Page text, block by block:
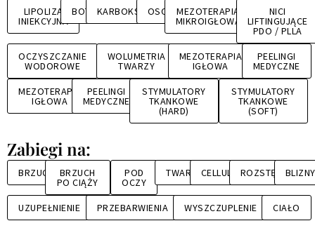
LIPOLIZA
INIEKCYJNA
BOTOXKARBOKSYTERAPIA
OSOCZEMEZOTERAPIA
MIKROIGŁOWA
NICI
LIFTINGUJĄCE
PDO / PLLA
OCZYSZCZANIE
WODOROWE
WOLUMETRIA
TWARZY
MEZOTERAPIA
IGŁOWA
PEELINGI
MEDYCZNE
MEZOTERAPIA
IGŁOWA
PEELINGI
MEDYCZNE
STYMULATORY
TKANKOWE
(HARD)
STYMULATORY
TKANKOWE
(SOFT)
Zabiegi na:
BRZUCH BRZUCH
PO CIĄŻY
POD
OCZY
TWARZ CELLULIT ROZSTĘPYBLIZNY
UZUPEŁNIENIE PRZEBARWIENIA WYSZCZUPLENIE CIAŁO